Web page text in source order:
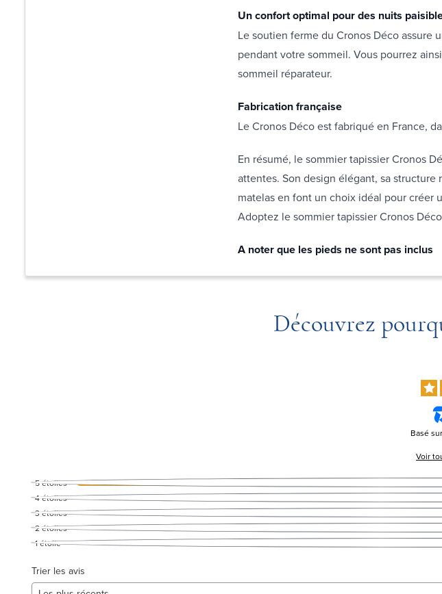
Un confort optimal pour des nuits
Le soutien ferme du Cronos Déco
pendant votre sommeil. Vous pourrez
sommeil réparateur.
Fabrication française
Le Cronos Déco est fabriqué en France,
En résumé, le sommier tapissier Cronos
attentes. Son design élégant, sa
matelas en font un choix idéal pour créer
Adoptez le sommier tapissier Cronos
A noter que les pieds ne sont pas inclus
Découvrez
Basé sur
Voir
5étoiles
4étoiles
3 étoiles
2étoiles
1étoile
Trier les avis